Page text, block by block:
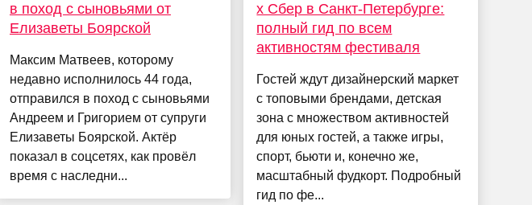
в поход с сыновьями от
Елизаветы Боярской
Максим Матвеев, которому
недавно исполнилось 44 года,
отправился в поход с сыновьями
Андреем и Григорием от супруги
Елизаветы Боярской. Актёр
показал в соцсетях, как провёл
время с наследни...
x Сбер в Санкт-Петербурге:
полный гид по всем
активностям фестиваля
Гостей ждут дизайнерский маркет
с топовыми брендами, детская
зона с множеством активностей
для юных гостей, а также игры,
спорт, бьюти и, конечно же,
масштабный фудкорт. Подробный
гид по фе...